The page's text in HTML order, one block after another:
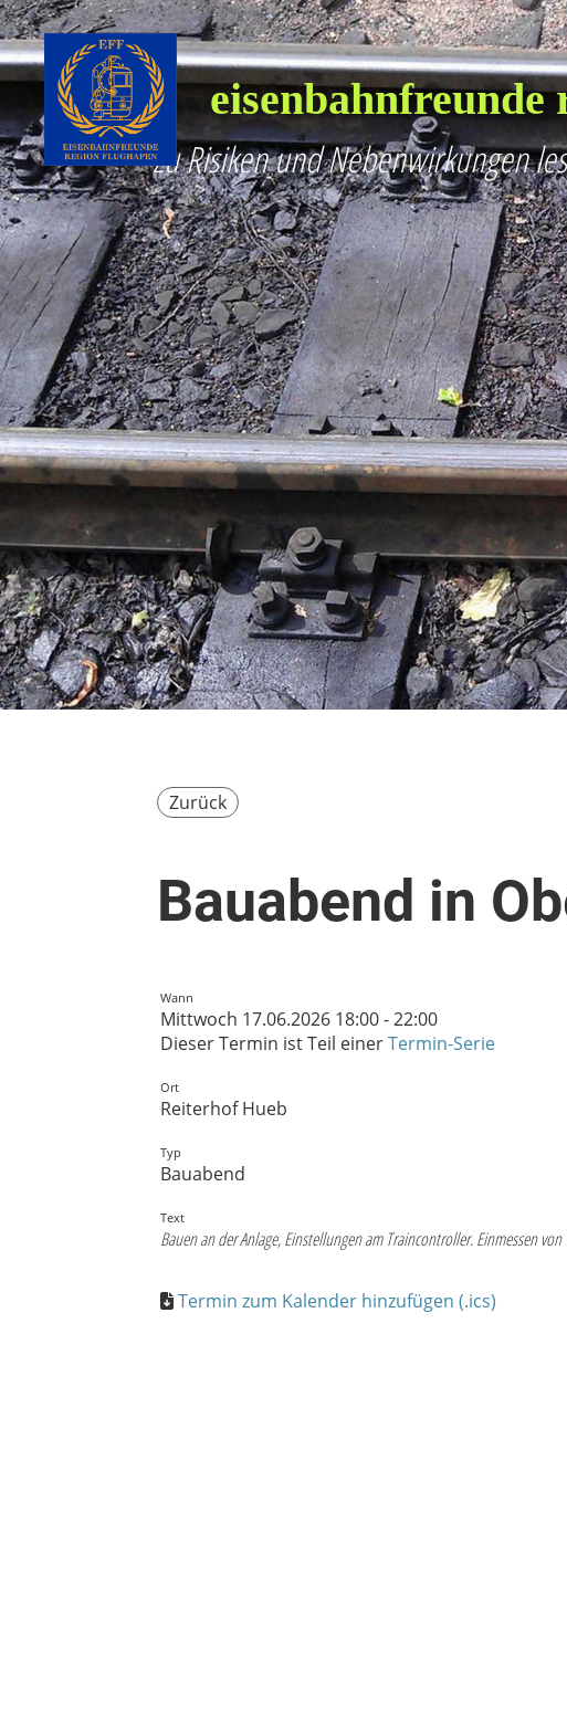
eisenbahnfreunde
Zu Risiken und Nebenwirkungen
Zurück
Bauabend in
Wann
Mittwoch 17.06.2026 18:00 - 22:00
Dieser Termin ist Teil einerTermin-Serie
Ort
Reiterhof Hueb
Typ
Bauabend
Text
Bauen an der Anlage, Einstellungen am Traincontroller. Einmessen
Termin zum Kalender hinzufügen (.ics)